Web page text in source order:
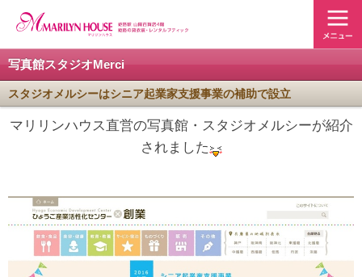
写真館スタジオMerci
スタジオメルシーはシニア起業家支援事業の補助で設立
マリリンハウス直営の写真館・スタジオメルシーが紹介
されました